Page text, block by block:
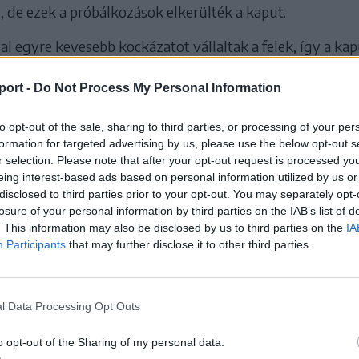
- Do Not Process My Personal Information
opt-out of the sale, sharing to third parties, or processing of your
for targeted advertising by us, please use the below opt-out
selection. Please note that after your opt-out request is processed
interest-based ads based on personal information utilized by us
to third parties prior to your opt-out. You may separately
of your personal information by third parties on the IAB’s list of
This information may also be disclosed by us to third parties on the
Participants that may further disclose it to other third parties.
Data Processing Opt Outs
opt-out of the Sharing of my personal data.
de ezek a próbálkozások elkerülték a kaput.
egyre kevesebb kockázatot vállaltak a felek, így a
sem adtak új lendületet a meccsnek, amely csak az
lövését védte a bolgárok kapusa, majd
fejese kerülte el centikkel a jobb alsó sarkot,
felvonásán nem született gól.
kedden 21.15-től a Groupama Arénában rendezik. A
(az első meccset az azeriek 1–0-ra nyerték az FCSB-t
macedónok otthonában), míg az alulmaradó együttes
utolsó körében.